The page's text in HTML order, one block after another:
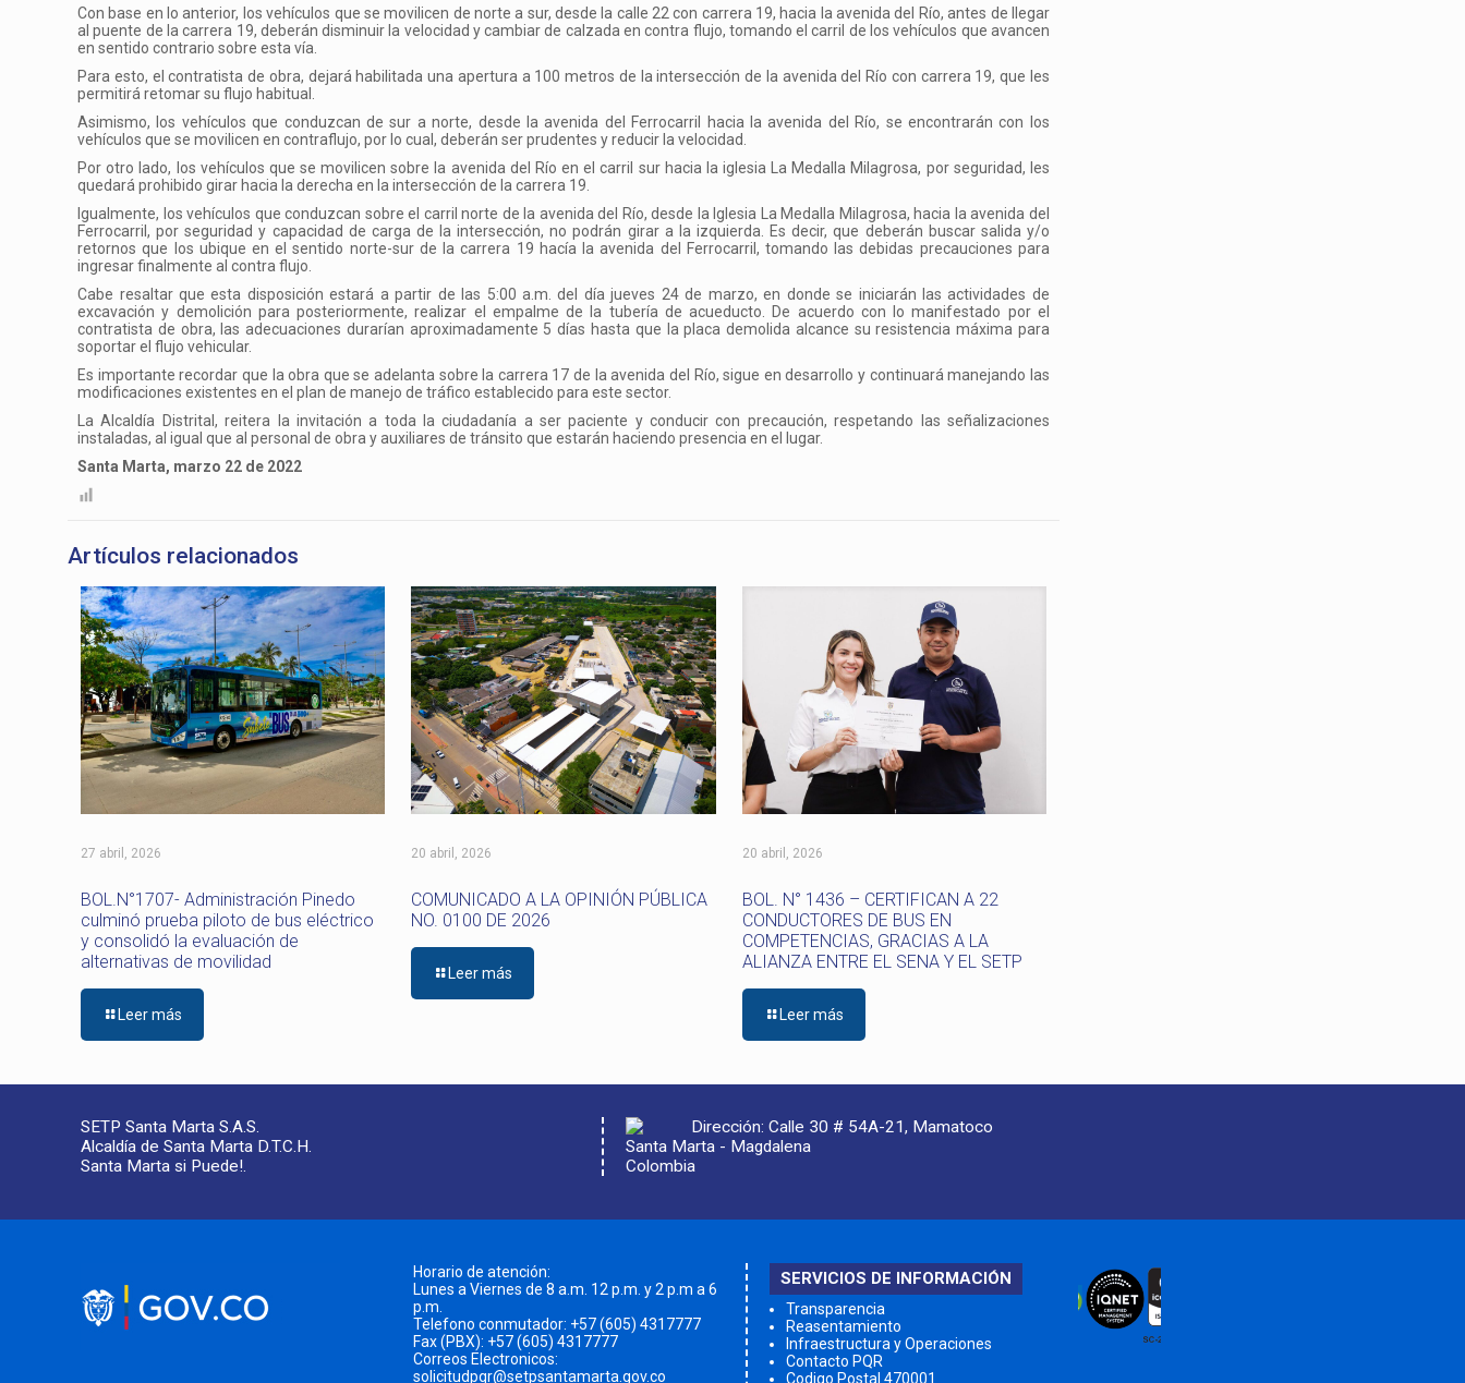
Con base en lo anterior, los vehículos que se movilicen de norte a sur, desde la calle 22 con carrera 19, hacia la avenida del Río, antes de llegar
al puente de la carrera 19, deberán disminuir la velocidad y cambiar de calzada en contra flujo, tomando el carril de los vehículos que avancen
en sentido contrario sobre esta vía.
Para esto, el contratista de obra, dejará habilitada una apertura a 100 metros de la intersección de la avenida del Río con carrera 19, que les
permitirá retomar su flujo habitual.
Asimismo, los vehículos que conduzcan de sur a norte, desde la avenida del Ferrocarril hacia la avenida del Río, se encontrarán con los
vehículos que se movilicen en contraflujo, por lo cual, deberán ser prudentes y reducir la velocidad.
Por otro lado, los vehículos que se movilicen sobre la avenida del Río en el carril sur hacia la iglesia La Medalla Milagrosa, por seguridad, les
quedará prohibido girar hacia la derecha en la intersección de la carrera 19.
Igualmente, los vehículos que conduzcan sobre el carril norte de la avenida del Río, desde la Iglesia La Medalla Milagrosa, hacia la avenida del
Ferrocarril, por seguridad y capacidad de carga de la intersección, no podrán girar a la izquierda. Es decir, que deberán buscar salida y/o
retornos que los ubique en el sentido norte-sur de la carrera 19 hacía la avenida del Ferrocarril, tomando las debidas precauciones para
ingresar finalmente al contra flujo.
Cabe resaltar que esta disposición estará a partir de las 5:00 a.m. del día jueves 24 de marzo, en donde se iniciarán las actividades de
excavación y demolición para posteriormente, realizar el empalme de la tubería de acueducto. De acuerdo con lo manifestado por el
contratista de obra, las adecuaciones durarían aproximadamente 5 días hasta que la placa demolida alcance su resistencia máxima para
soportar el flujo vehicular.
Es importante recordar que la obra que se adelanta sobre la carrera 17 de la avenida del Río, sigue en desarrollo y continuará manejando las
modificaciones existentes en el plan de manejo de tráfico establecido para este sector.
La Alcaldía Distrital, reitera la invitación a toda la ciudadanía a ser paciente y conducir con precaución, respetando las señalizaciones
instaladas, al igual que al personal de obra y auxiliares de tránsito que estarán haciendo presencia en el lugar.
Santa Marta, marzo 22 de 2022
Artículos relacionados
27 abril, 2026
BOL.N°1707- Administración Pinedo
culminó prueba piloto de bus eléctrico
y consolidó la evaluación de
alternativas de movilidad
Leer más
20 abril, 2026
COMUNICADO A LA OPINIÓN PÚBLICA
NO. 0100 DE 2026
Leer más
20 abril, 2026
BOL. N° 1436 – CERTIFICAN A 22
CONDUCTORES DE BUS EN
COMPETENCIAS, GRACIAS A LA
ALIANZA ENTRE EL SENA Y EL SETP
Leer más
SETP Santa Marta S.A.S.
Alcaldía de Santa Marta D.T.C.H.
Santa Marta si Puede!.
Dirección: Calle 30 # 54A-21, Mamatoco
Santa Marta - Magdalena
Colombia
Horario de atención:
Lunes a Viernes de 8 a.m. 12 p.m. y 2 p.m a 6
p.m.
Telefono conmutador: +57 (605) 4317777
Fax (PBX): +57 (605) 4317777
Correos Electronicos:
solicitudpqr@setpsantamarta.gov.co
SERVICIOS DE INFORMACIÓN
Transparencia
Reasentamiento
Infraestructura y Operaciones
Contacto PQR
Codigo Postal 470001